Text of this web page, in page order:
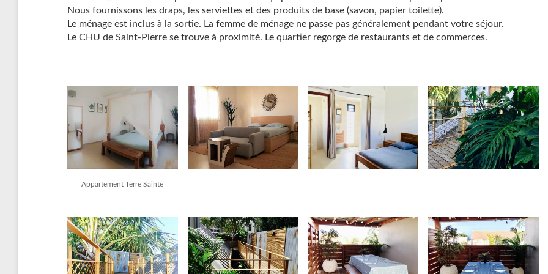
Nous fournissons les draps, les serviettes et des produits de base (savon, papier toilette).
Le ménage est inclus à la sortie. La femme de ménage ne passe pas généralement pendant votre séjour.
Le CHU de Saint-Pierre se trouve à proximité. Le quartier regorge de restaurants et de commerces.
Appartement Terre Sainte